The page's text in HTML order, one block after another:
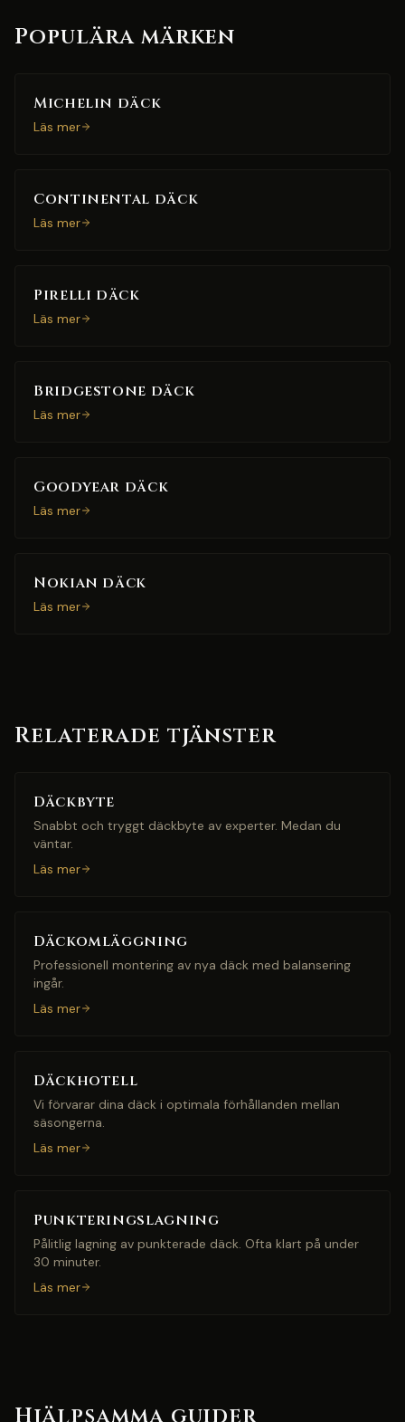
Populära märken
Michelin däck
Läs mer
Continental däck
Läs mer
Pirelli däck
Läs mer
Bridgestone däck
Läs mer
Goodyear däck
Läs mer
Nokian däck
Läs mer
Relaterade tjänster
Däckbyte
Snabbt och tryggt däckbyte av experter. Medan du
väntar.
Läs mer
Däckomläggning
Professionell montering av nya däck med balansering
ingår.
Läs mer
Däckhotell
Vi förvarar dina däck i optimala förhållanden mellan
säsongerna.
Läs mer
Punkteringslagning
Pålitlig lagning av punkterade däck. Ofta klart på under
30 minuter.
Läs mer